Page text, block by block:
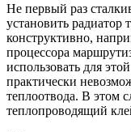
Не первый раз
установить радиатор
конструктивно,
процессора
использовать для
практически
теплоотвода. В этом
теплопроводящий